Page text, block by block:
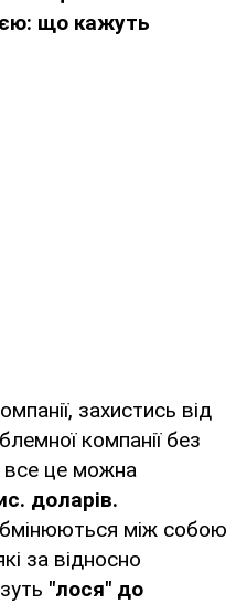
що кажуть
захистись від
компанії без
все це можна
доларів.
між собою
за відносно
"лося" до